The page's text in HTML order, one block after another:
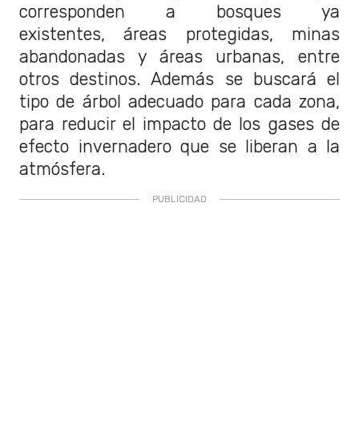
corresponden a bosques ya
existentes, áreas protegidas, minas
abandonadas y áreas urbanas, entre
otros destinos. Además se buscará el
tipo de árbol adecuado para cada zona,
para reducir el impacto de los gases de
efecto invernadero que se liberan a la
atmósfera.